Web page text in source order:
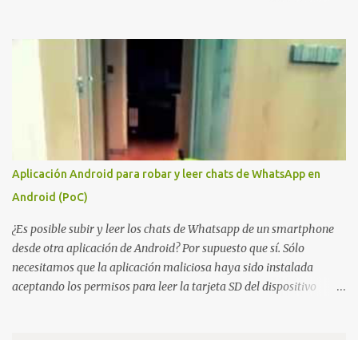
that was created overnight. Kasper Oswald was the person who
started it all. Back in 2006, he created a contraption, a coffee cup
that emulated a tag in a very rudimentary way, known as the
"Coffee Cup Tag Emulator." This was the father, or rather the
great-great-grandfather, of the Chameleon family. In 2007, he
created the "Fake Tag." We won't go into details about each
prototype, just mention them to show the device's evolution. In
2010, the original Chameleon was created, resembling a bit more
what we have today. In 2013, the first Chameleon Mini was
released. The RevD. Fr...
Aplicación Android para robar y leer chats de WhatsApp en
Android (PoC)
¿Es posible subir y leer los chats de Whatsapp de un smartphone
desde otra aplicación de Android? Por supuesto que sí. Sólo
necesitamos que la aplicación maliciosa haya sido instalada
aceptando los permisos para leer la tarjeta SD del dispositivo